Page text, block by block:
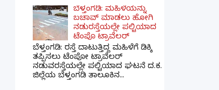
ಬೆಳ್ತಂಗಡಿ: ಮಹಿಳೆಯನ್ನು
ಬಚಾವ್ ಮಾಡಲು ಹೋಗಿ
ನಡುರಸ್ತೆಯಲ್ಲೇ ಪಲ್ಟಿಯಾದ
ಟೆಂಪೊ ಟ್ರಾವೆಲರ್
ಬೆಳ್ತಂಗಡಿ: ರಸ್ತೆ ದಾಟುತ್ತಿದ್ದ ಮಹಿಳೆಗೆ ಡಿಕ್ಕಿ
ತಪ್ಪಿಸಲು ಟೆಂಪೋ ಟ್ರಾವೆಲರ್
ನಡುವರಸ್ತೆಯಲ್ಲೇ ಪಲ್ಟಿಯಾದ ಘಟನೆ ದ.ಕ.
ಜಿಲ್ಲೆಯ ಬೆಳ್ತಂಗಡಿ ತಾಲೂಕಿನ...